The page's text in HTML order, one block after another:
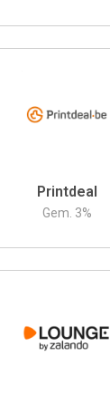
Printdeal
Gem. 3%